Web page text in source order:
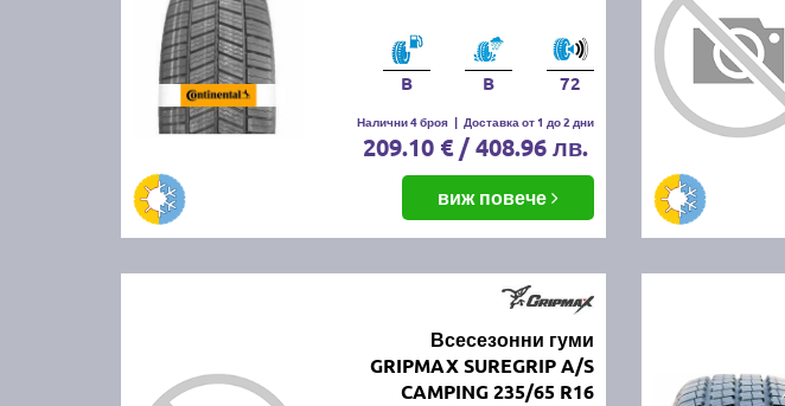
B B 72
Налични 4 броя | Доставка от 1 до 2 дни
209.10 € / 408.96 лв.
виж повече
Всесезонни гуми
GRIPMAX SUREGRIP A/S
CAMPING 235/65 R16